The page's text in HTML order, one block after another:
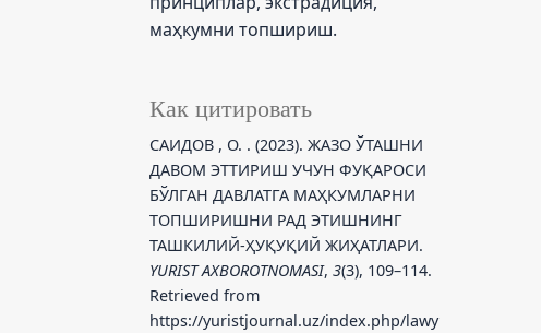
маҳкумни топшириш.
Как цитировать
САИДОВ , О. . (2023). ЖАЗО ЎТАШНИ
ДАВОМ ЭТТИРИШ УЧУН ФУҚАРОСИ
БЎЛГАН ДАВЛАТГА МАҲКУМЛАРНИ
ТОПШИРИШНИ РАД ЭТИШНИНГ
ТАШКИЛИЙ-ҲУҚУҚИЙ ЖИҲАТЛАРИ.
YURIST AXBOROTNOMASI, 3(3), 109–114.
Retrieved from
https://yuristjournal.uz/index.php/lawy